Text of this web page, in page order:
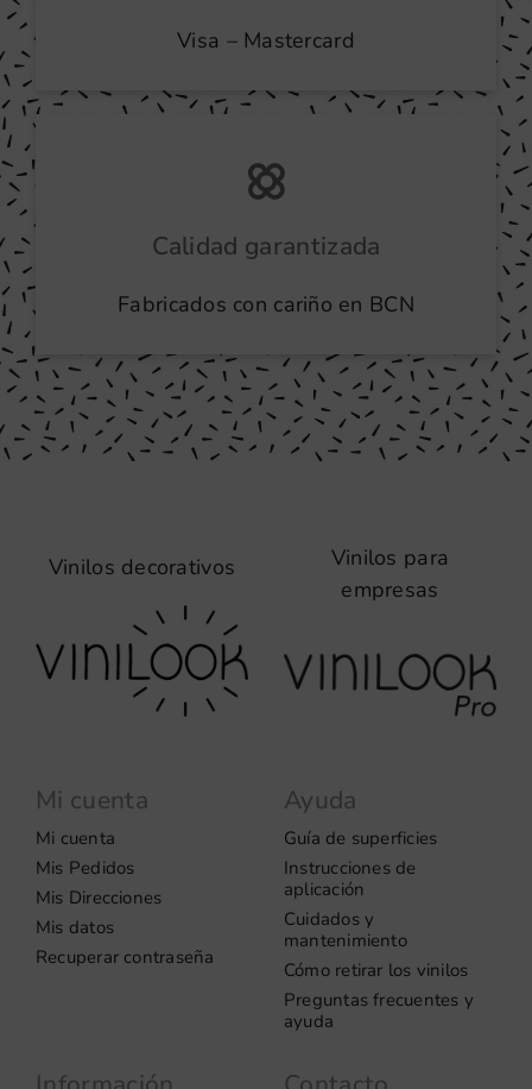
Visa – Mastercard
Calidad garantizada
Fabricados con cariño en BCN
Vinilos decorativos
Mi cuenta
Mi cuenta
Mis Pedidos
Mis Direcciones
Mis datos
Recuperar contraseña
Ayuda
Guía de superficies
Instrucciones de
aplicación
Cuidados y
mantenimiento
Cómo retirar los vinilos
Preguntas frecuentes y
ayuda
Vinilos para
empresas